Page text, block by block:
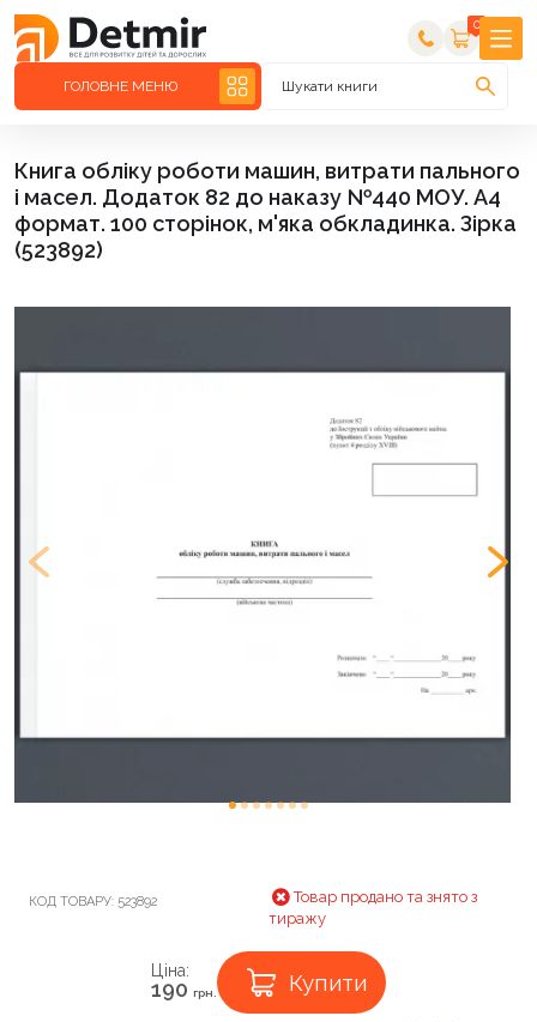
0
ГОЛОВНЕ МЕНЮ Шукати книги
Книга обліку роботи машин, витрати пального
і масел. Додаток 82 до наказу №440 МОУ. А4
формат. 100 сторінок, м'яка обкладинка. Зірка
(523892)
КОД ТОВАРУ: 523892
Товар продано та знято з
тиражу
Ціна:
190 грн. Купити